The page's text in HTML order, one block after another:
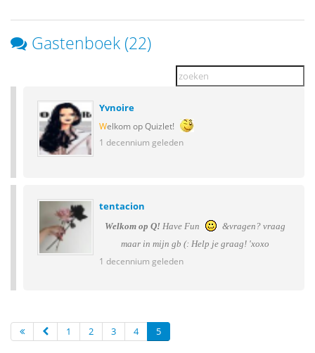
Gastenboek (22)
Yvnoire
Welkom op Quizlet!
1 decennium geleden
tentacion
Welkom op Q! Have Fun
&vragen? vraag
maar in mijn gb (: Help je graag! 'xoxo
1 decennium geleden
1 2 3 4 5